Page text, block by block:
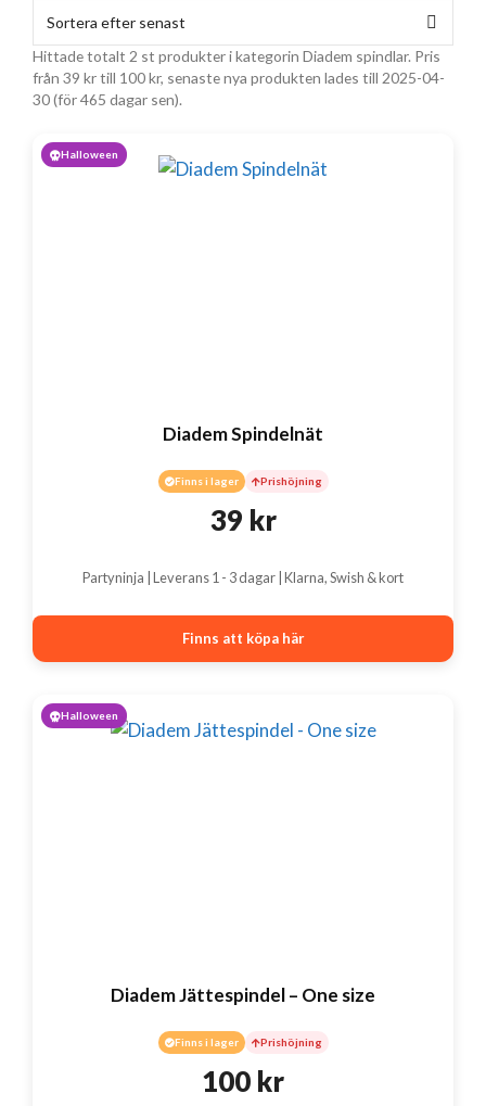
Hittade totalt 2 st produkter i kategorin Diadem spindlar. Pris
från 39 krtill 100kr, senaste nya produkten lades till 2025-04-
30 (för 465 dagar sen).
Halloween
Diadem Spindelnät
Finns i lager Prishöjning
39 kr
Partyninja | Leverans 1 - 3 dagar | Klarna, Swish & kort
Finns att köpa här
Halloween
Diadem Jättespindel – One size
Finns i lager Prishöjning
100 kr